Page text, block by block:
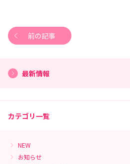
前の記事
最新情報
カテゴリ一覧
NEW
お知らせ